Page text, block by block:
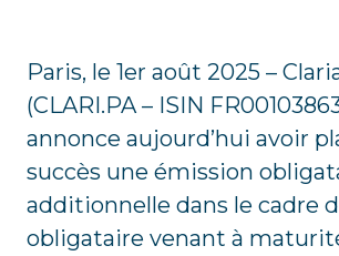
Paris, le 1er août 2025 –
(CLARI.PA – ISIN
annonce aujourd’hui avoir
succès une émission
additionnelle dans le cadre
obligataire venant à